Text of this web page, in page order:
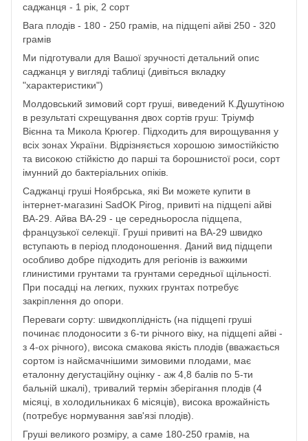
саджанця - 1 рік, 2 сорт
Вага плодів - 180 - 250 грамів, на підщепі айві 250 - 320
грамів
Ми підготували для Вашої зручності детальний опис
саджанця у вигляді таблиці (дивіться вкладку
"характеристики")
Молдовський зимовий сорт груші, виведений К.Душутіною
в результаті схрещування двох сортів груш: Тріумф
Вієнна та Микола Крюгер. Підходить для вирощування у
всіх зонах України. Відрізняється хорошою зимостійкістю
та високою стійкістю до парші та борошнистої роси, сорт
імунний до бактеріальних опіків.
Саджанці груші Ноябрська, які Ви можете купити в
інтернет-магазині SadOK Pirog, привиті на підщепі айві
ВА-29. Айва ВА-29 - це середньоросла підщепа,
французької селекції. Груші привиті на ВА-29 швидко
вступають в період плодоношення. Даний вид підщепи
особливо добре підходить для регіонів із важкими
глинистими грунтами та грунтами середньої щільності.
При посадці на легких, пухких грунтах потребує
закріплення до опори.
Переваги сорту: швидкоплідність (на підщепі груші
починає плодоносити з 6-ти річного віку, на підщепі айві -
з 4-ох річного), висока смакова якість плодів (вважається
сортом із найсмачнішими зимовими плодами, має
еталонну дегустаційну оцінку - аж 4,8 балів по 5-ти
бальній шкалі), тривалий термін зберігання плодів (4
місяці, в холодильниках 6 місяців), висока врожайність
(потребує нормування зав'язі плодів).
Груші великого розміру, а саме 180-250 грамів, на